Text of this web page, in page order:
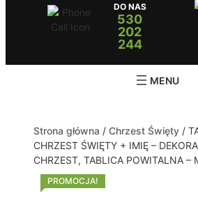
DO NAS
530
202
244
Strona główna / Chrzest Święty /
CHRZEST ŚWIĘTY + IMIĘ –
CHRZEST, TABLICA POWITALNA –
PROMOCJA!